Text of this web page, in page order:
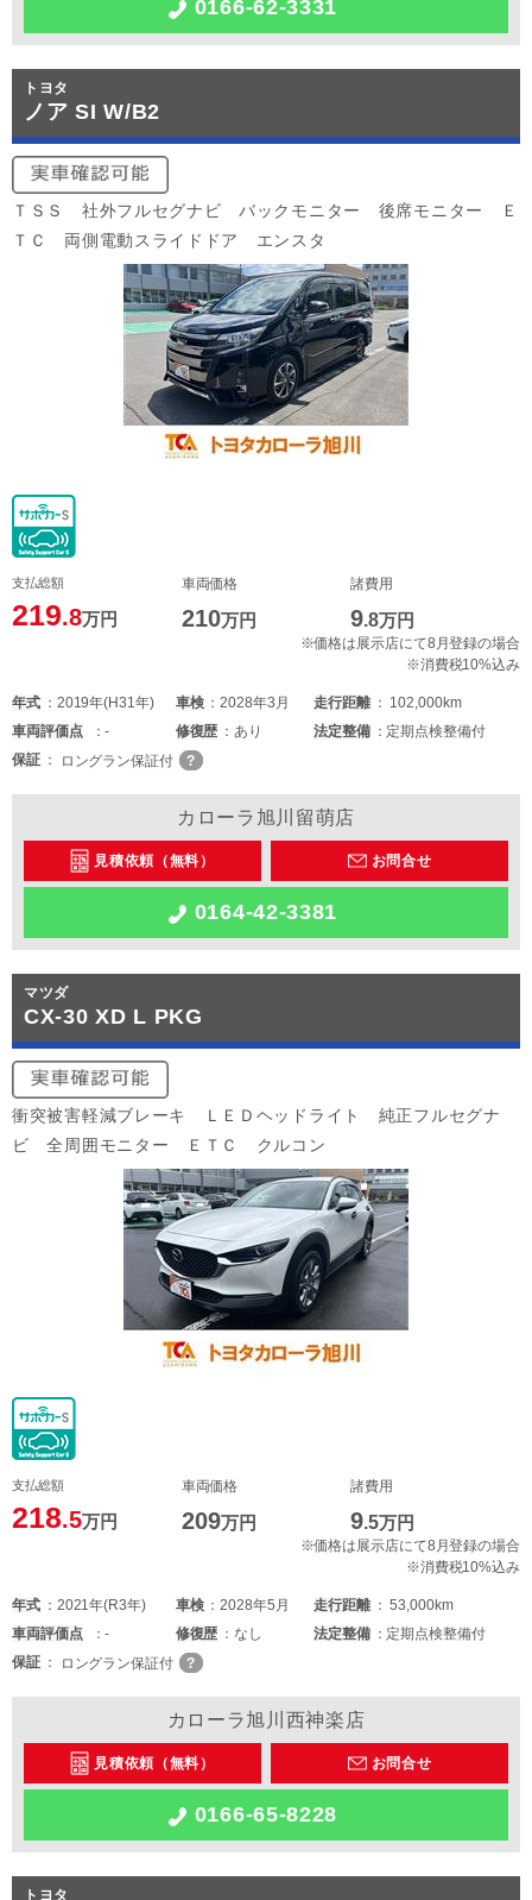
0166-62-3331
トヨタ
ノア SI W/B2
ＴＳＳ 社外フルセグナビ バックモニター 後席モニター Ｅ
ＴＣ 両側電動スライドドア エンスタ
支払総額
219.8万円
車両価格
210万円
諸費用
9.8万円
※価格は展示店にて8月登録の場合
※消費税10%込み
年式 2019年(H31年) 車検 2028年3月 走行距離
102,000km
車両評価点 - 修復歴 あり 法定整備
定期点検整備付
保証
ロングラン保証付
カローラ旭川留萌店
見積依頼（無料） お問合せ
0164-42-3381
マツダ
CX-30 XD L PKG
衝突被害軽減ブレーキ ＬＥＤヘッドライト 純正フルセグナ
ビ 全周囲モニター ＥＴＣ クルコン
支払総額
218.5万円
車両価格
209万円
諸費用
9.5万円
※価格は展示店にて8月登録の場合
※消費税10%込み
年式 2021年(R3年) 車検 2028年5月 走行距離
53,000km
車両評価点 - 修復歴 なし 法定整備
定期点検整備付
保証
ロングラン保証付
カローラ旭川西神楽店
見積依頼（無料） お問合せ
0166-65-8228
トヨタ